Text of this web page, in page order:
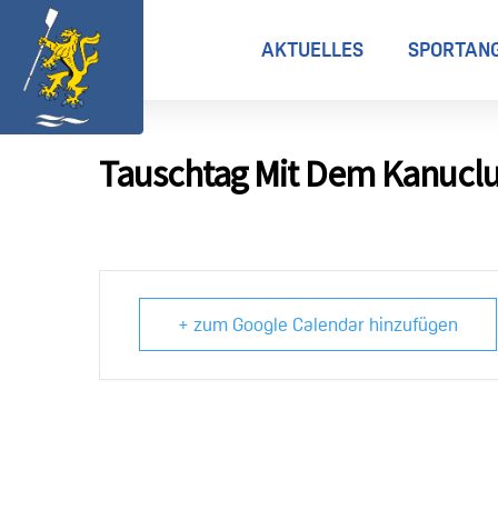
AKTUELLES
Tauschtag Mit Dem
+ zum Google Calendar hinzufügen